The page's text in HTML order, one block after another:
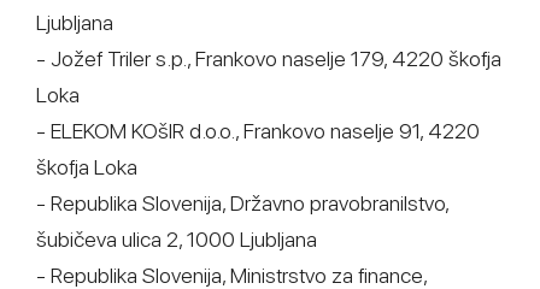
Ljubljana
- Jožef Triler s.p., Frankovo naselje 179, 4220 škofja
Loka
- ELEKOM KOšIR d.o.o., Frankovo naselje 91, 4220
škofja Loka
- Republika Slovenija, Državno pravobranilstvo,
šubičeva ulica 2, 1000 Ljubljana
- Republika Slovenija, Ministrstvo za finance,